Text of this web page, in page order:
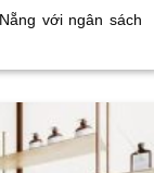
với ngân sách